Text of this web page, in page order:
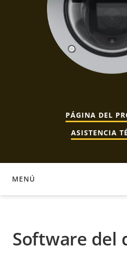
PÁGINA DEL
ASISTENCIA
MENÚ
SOFTWARE DEL DISPOSITIVO
Software del